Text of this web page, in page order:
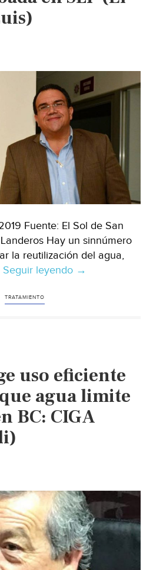
Fuente: El Sol de San
Hay un sinnúmero
la reutilización del agua,
Seguir leyendo Reuso
SLP
(El
Sol
de
→
TRATAMIENTO
uso eficiente
agua limite
BC: CIGA